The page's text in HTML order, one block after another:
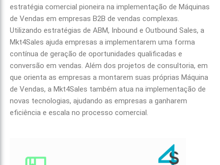
estratégia comercial pioneira na implementação de Máquinas
de Vendas em empresas B2B de vendas complexas.
Utilizando estratégias de ABM, Inbound e Outbound Sales, a
Mkt4Sales ajuda empresas a implementarem uma forma
contínua de geração de oportunidades qualificadas e
conversão em vendas. Além dos projetos de consultoria, em
que orienta as empresas a montarem suas próprias Máquina
de Vendas, a Mkt4Sales também atua na implementação de
novas tecnologias, ajudando as empresas a ganharem
eficiência e escala no processo comercial.